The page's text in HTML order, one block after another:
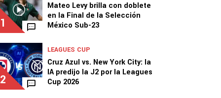
1
Mateo Levy brilla con doblete
en la Final de la Selección
México Sub-23
2
LEAGUES CUP
Cruz Azul vs. New York City: la
IA predijo la J2 por la Leagues
Cup 2026